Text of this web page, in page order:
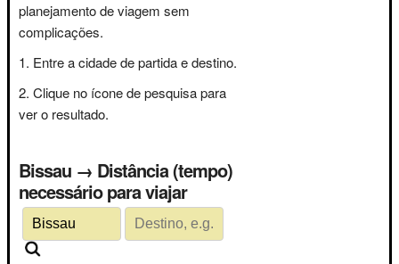
planejamento de viagem sem
complicações.
Entre a cidade de partida e destino.
Clique no ícone de pesquisa para
ver o resultado.
Bissau → Distância (tempo)
necessário para viajar